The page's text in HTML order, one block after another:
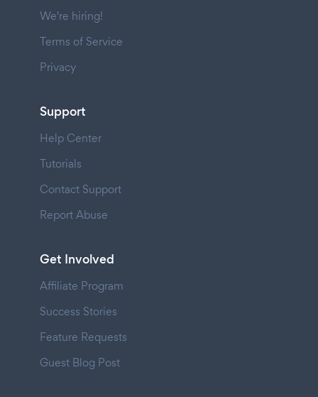
We're hiring!
Terms of Service
Privacy
Support
Help Center
Tutorials
Contact Support
Report Abuse
Get Involved
Affiliate Program
Success Stories
Feature Requests
Guest Blog Post